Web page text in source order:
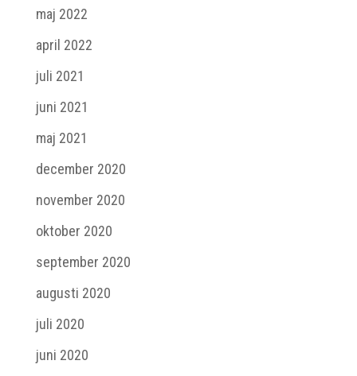
maj 2022
april 2022
juli 2021
juni 2021
maj 2021
december 2020
november 2020
oktober 2020
september 2020
augusti 2020
juli 2020
juni 2020